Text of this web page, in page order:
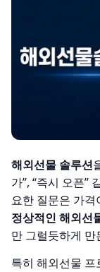
해외선물 솔루션
가”, “즉시 오픈”
요한 질문은 가
정상적인 해외선
만 그럴듯하게 만
특히 해외선물